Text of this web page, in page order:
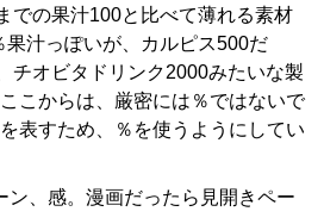
での果汁100と比べて薄れる素材
汁っぽいが、カルピス500だ
チオビタドリンク2000みたいな製
こからは、厳密には％ではないで
表すため、％を使うようにしてい